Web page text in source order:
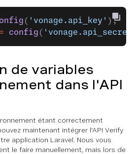
( 'vonage.api_key' );
config ( 'vonage.api_secret'
de variables
dans l'API
étant correctement
maintenant intégrer l'API Verify
application Laravel. Nous vous
le faire manuellement, mais lors de